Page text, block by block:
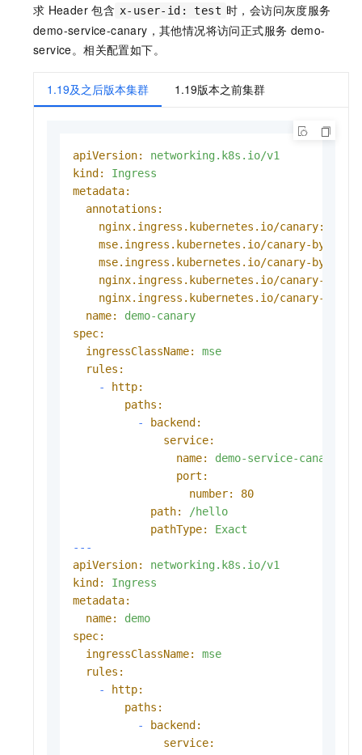
求 Header 包含 x-user-id: test 时，会访问灰度服务
demo-service-canary，其他情况将访问正式服务 demo-
service。相关配置如下。
1.19及之后版本集群 1.19版本之前集群
apiVersion:
networking.k8s.io/v1
kind:
Ingress
metadata:
annotations:
nginx.ingress.kubernetes.io/canary:
mse.ingress.kubernetes.io/canary-by-
mse.ingress.kubernetes.io/canary-by-
nginx.ingress.kubernetes.io/canary-by-
nginx.ingress.kubernetes.io/canary-by-
name:
demo-canary
spec:
ingressClassName:
mse
rules:
-
http:
paths:
-
backend:
service:
name:
demo-service-canary
port:
number:
80
path:
/hello
pathType:
Exact
---
apiVersion:
networking.k8s.io/v1
kind:
Ingress
metadata:
name:
demo
spec:
ingressClassName:
mse
rules:
-
http:
paths:
-
backend:
service: